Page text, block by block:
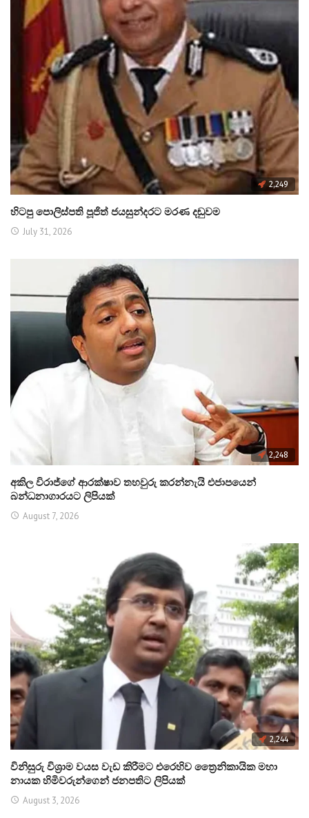
2,249
හිටපු පොලිස්පති පූජිත් ජයසුන්දරට මරණ දඬුවම
July 31, 2026
2,248
අකිල විරාජ්ගේ ආරක්ෂාව තහවුරු කරන්නැයි එජාපයෙන්
බන්ධනාගාරයට ලිපියක්
August 7, 2026
2,244
විනිසුරු විශ්‍රාම වයස වැඩ කිරීමට එරෙහිව ත්‍රෛනිකායික මහා
නායක හිමිවරුන්ගෙන් ජනපතිට ලිපියක්
August 3, 2026